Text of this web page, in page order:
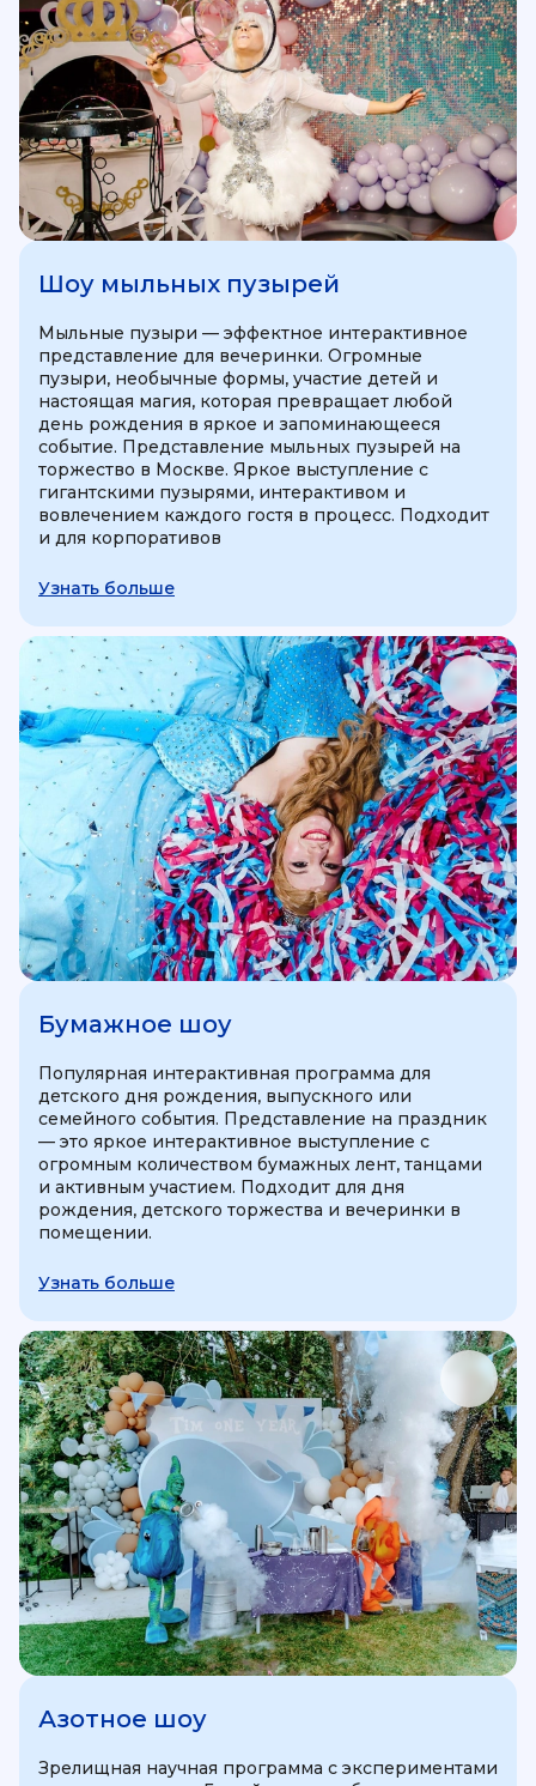
Шоу мыльных пузырей
Мыльные пузыри — эффектное интерактивное
представление для вечеринки. Огромные
пузыри, необычные формы, участие детей и
настоящая магия, которая превращает любой
день рождения в яркое и запоминающееся
событие. Представление мыльных пузырей на
торжество в Москве. Яркое выступление с
гигантскими пузырями, интерактивом и
вовлечением каждого гостя в процесс. Подходит
и для корпоративов
Узнать больше
Бумажное шоу
Популярная интерактивная программа для
детского дня рождения, выпускного или
семейного события. Представление на праздник
— это яркое интерактивное выступление с
огромным количеством бумажных лент, танцами
и активным участием. Подходит для дня
рождения, детского торжества и вечеринки в
помещении.
Узнать больше
Азотное шоу
Зрелищная научная программа с экспериментами